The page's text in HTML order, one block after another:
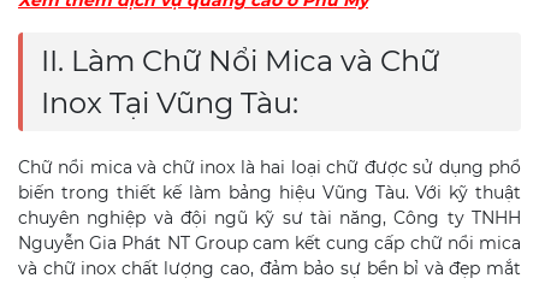
II. Làm Chữ Nổi Mica và Chữ
Inox Tại Vũng Tàu:
Chữ nổi mica và chữ inox là hai loại chữ được sử dụng phổ
biến trong thiết kế làm bảng hiệu Vũng Tàu. Với kỹ thuật
chuyên nghiệp và đội ngũ kỹ sư tài năng, Công ty TNHH
Nguyễn Gia Phát NT Group cam kết cung cấp chữ nổi mica
và chữ inox chất lượng cao, đảm bảo sự bền bỉ và đẹp mắt